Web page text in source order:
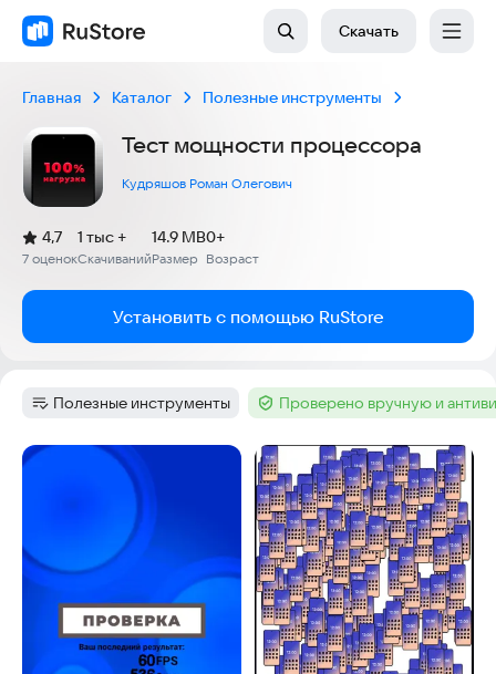
Скачать
Главная Каталог Полезные инструменты
Тест мощности процессора
Кудряшов Роман Олегович
Рейтинг:
4,7
(
7 оценок
)
Скачиваний
1 тыс +
Размер
14.9 MB
Возраст
0+
Установить с помощью RuStore
Категория:
Полезные инструменты Тег :Проверено вручную и
Скриншоты